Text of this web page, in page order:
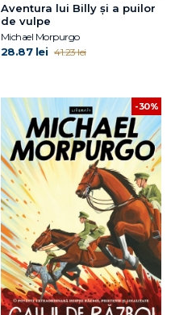
Aventura lui Billy și a puilor
de vulpe
Michael Morpurgo
28.87 lei 41.23 lei
-30%